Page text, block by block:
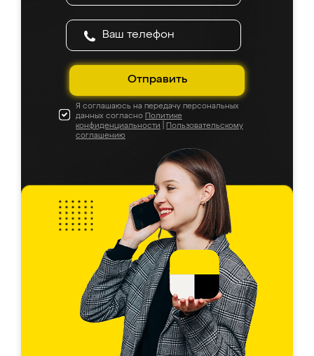
Отправить
Я соглашаюсь на передачу персональных
данных согласно Политике
конфиденциальности
Пользовательскому
соглашению